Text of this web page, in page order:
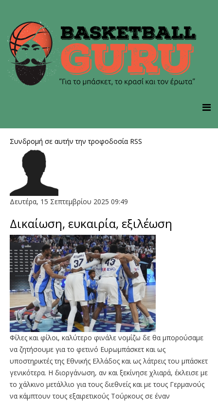
Συνδρομή σε αυτήν την τροφοδοσία RSS
Δευτέρα, 15 Σεπτεμβρίου 2025 09:49
Δικαίωση, ευκαιρία, εξιλέωση
Φίλες και φίλοι, καλύτερο φινάλε νομίζω δε θα μπορούσαμε
να ζητήσουμε για το φετινό Ευρωμπάσκετ και ως
υποστηρικτές της Εθνικής Ελλάδος και ως λάτρεις του μπάσκετ
γενικότερα. Η διοργάνωση, αν και ξεκίνησε χλιαρά, έκλεισε με
το χάλκινο μετάλλιο για τους διεθνείς και με τους Γερμανούς
να κάμπτουν τους εξαιρετικούς Τούρκους σε έναν